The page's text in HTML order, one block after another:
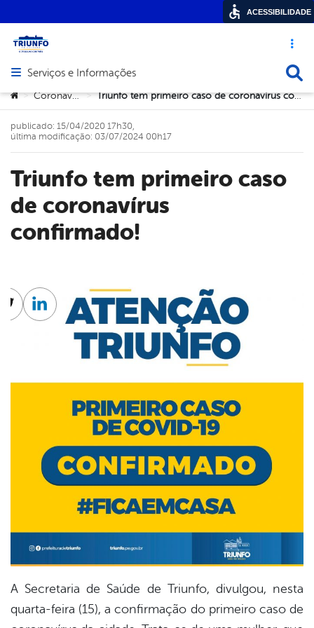
Acesso
Abrir menu principal de navegação
Serviços e Informações
Você está aqui:
> Coronavírus > Triunfo tem primeiro caso de coronavírus confirmado!
Triunfo tem primeiro caso
de coronavírus
confirmado!
publicado: 15/04/2020 17h30,
última modificação: 03/07/2024 00h17
A Secretaria de Saúde de Triunfo, divulgou, nesta
quarta-feira (15), a confirmação do primeiro caso de
Twitter
Linkedin
ACESSIBILIDADE